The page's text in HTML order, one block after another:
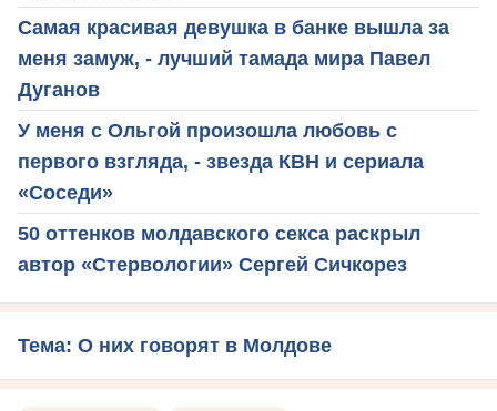
Самая красивая девушка в банке вышла за
меня замуж, - лучший тамада мира Павел
Дуганов
У меня с Ольгой произошла любовь с
первого взгляда, - звезда КВН и сериала
«Соседи»
50 оттенков молдавского секса раскрыл
автор «Стервологии» Сергей Сичкорез
Тема: О них говорят в Молдове